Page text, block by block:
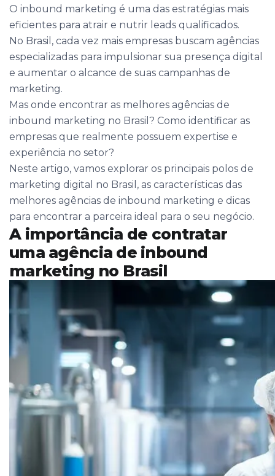
O inbound marketing é uma das estratégias mais
eficientes para atrair e nutrir leads qualificados.
No Brasil, cada vez mais empresas buscam agências
especializadas para impulsionar sua presença digital
e aumentar o alcance de suas campanhas de
marketing.
Mas onde encontrar as melhores agências de
inbound marketing no Brasil? Como identificar as
empresas que realmente possuem expertise e
experiência no setor?
Neste artigo, vamos explorar os principais polos de
marketing digital no Brasil, as características das
melhores agências de inbound marketing e dicas
para encontrar a parceira ideal para o seu negócio.
A importância de contratar
uma agência de inbound
marketing no Brasil